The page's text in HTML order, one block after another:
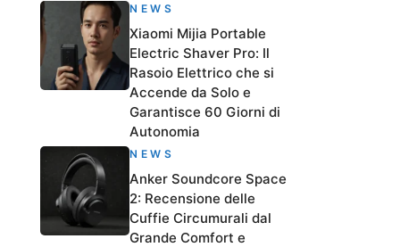
NEWS
Xiaomi Mijia Portable
Electric Shaver Pro: Il
Rasoio Elettrico che si
Accende da Solo e
Garantisce 60 Giorni di
Autonomia
NEWS
Anker Soundcore Space
2: Recensione delle
Cuffie Circumurali dal
Grande Comfort e